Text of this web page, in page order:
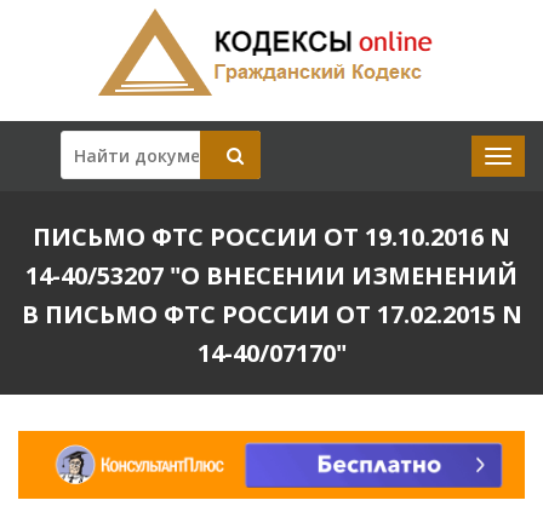
ПИСЬМО ФТС РОССИИ ОТ 19.10.2016 N
14-40/53207 "О ВНЕСЕНИИ ИЗМЕНЕНИЙ
В ПИСЬМО ФТС РОССИИ ОТ 17.02.2015 N
14-40/07170"